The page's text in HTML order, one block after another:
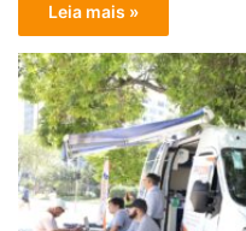
Leia mais »